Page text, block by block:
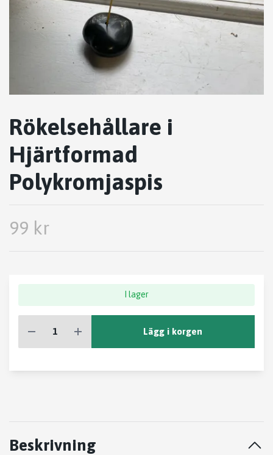
Rökelsehållare i
Hjärtformad
Polykromjaspis
99 kr
I lager
Lägg i korgen
Beskrivning